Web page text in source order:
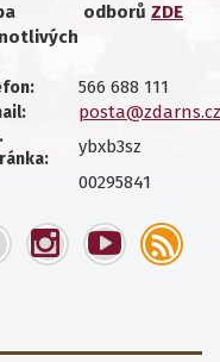
odborů ZDE
566 688 111
posta@zdarns.cz
ybxb3sz
00295841